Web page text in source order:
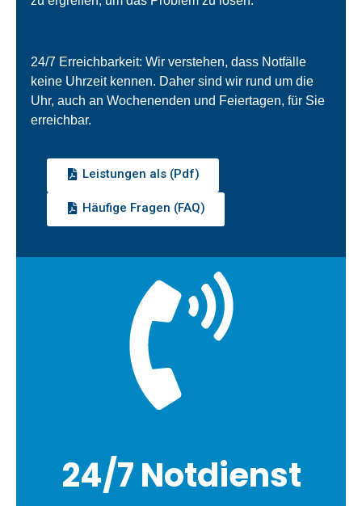
24/7 Erreichbarkeit: Wir verstehen, dass Notfälle
keine Uhrzeit kennen. Daher sind wir rund um die
Uhr, auch an Wochenenden und Feiertagen, für Sie
erreichbar.
Leistungen als (Pdf)
Häufige Fragen (FAQ)
24/7 Notdienst